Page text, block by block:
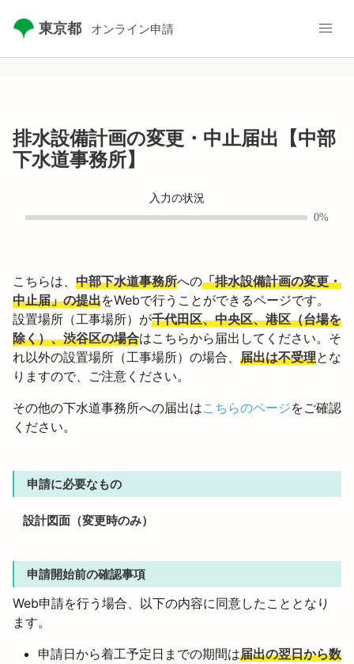
東京都 オンライン申請
排水設備計画の変更・中止届出【中部
下水道事務所】
入力の状況
0%
こちらは、 中部下水道事務所への「排水設備計画の変更・
中止届」の提出をWebで行うことができるページです。
設置場所（工事場所）が千代田区、中央区、港区（台場を
除く）、渋谷区の場合はこちらから届出してください。そ
れ以外の設置場所（工事場所）の場合、 届出は不受理とな
りますので、ご注意ください。
その他の下水道事務所への届出はこちらのページをご確認
ください。
申請に必要なもの
設計図面（変更時のみ）
申請開始前の確認事項
Web申請を行う場合、以下の内容に同意したこととなり
ます。
申請日から着工予定日までの期間は届出の翌日から数